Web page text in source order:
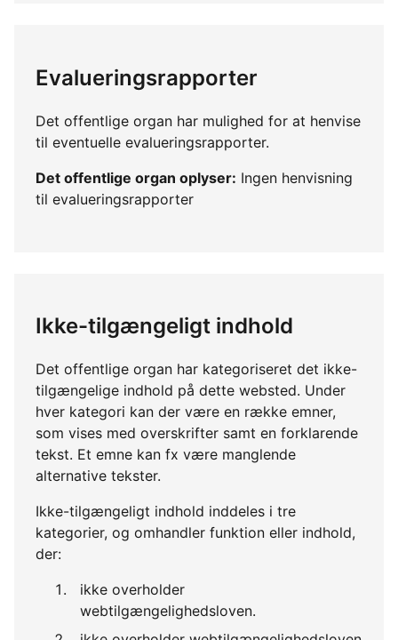
Evalueringsrapporter
Det offentlige organ har mulighed for at henvise
til eventuelle evalueringsrapporter.
Det offentlige organ oplyser: Ingen henvisning
til evalueringsrapporter
Ikke-tilgængeligt indhold
Det offentlige organ har kategoriseret det ikke-
tilgængelige indhold på dette websted. Under
hver kategori kan der være en række emner,
som vises med overskrifter samt en forklarende
tekst. Et emne kan fx være manglende
alternative tekster.
Ikke-tilgængeligt indhold inddeles i tre
kategorier, og omhandler funktion eller indhold,
der:
ikke overholder
webtilgængelighedsloven.